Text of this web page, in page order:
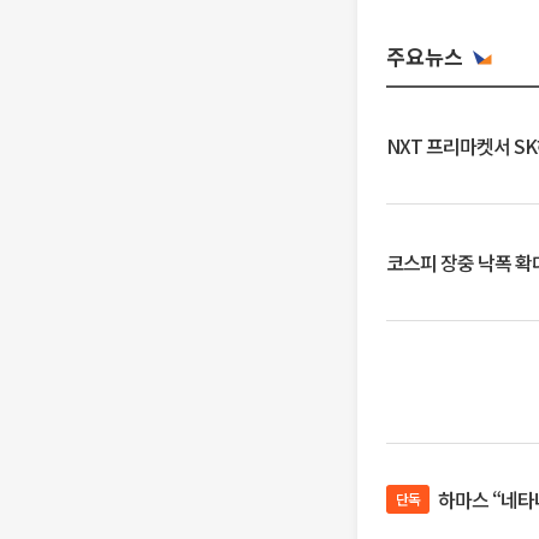
주요뉴스
NXT 프리마켓서
코스피 장중 낙폭
단독 하마스 “네